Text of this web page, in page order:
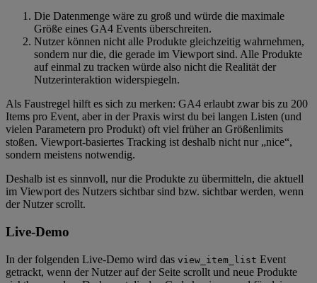
Die Datenmenge wäre zu groß und würde die maximale
Größe eines GA4 Events überschreiten.
Nutzer können nicht alle Produkte gleichzeitig wahrnehmen,
sondern nur die, die gerade im Viewport sind. Alle Produkte
auf einmal zu tracken würde also nicht die Realität der
Nutzerinteraktion widerspiegeln.
Als Faustregel hilft es sich zu merken: GA4 erlaubt zwar bis zu 200
Items pro Event, aber in der Praxis wirst du bei langen Listen (und
vielen Parametern pro Produkt) oft viel früher an Größenlimits
stoßen. Viewport-basiertes Tracking ist deshalb nicht nur „nice“,
sondern meistens notwendig.
Deshalb ist es sinnvoll, nur die Produkte zu übermitteln, die aktuell
im Viewport des Nutzers sichtbar sind bzw. sichtbar werden, wenn
der Nutzer scrollt.
Live-Demo
In der folgenden Live-Demo wird das view_item_list Event
getrackt, wenn der Nutzer auf der Seite scrollt und neue Produkte